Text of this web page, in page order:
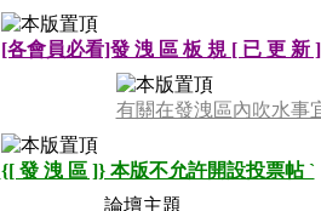
[各會員必看]發 洩 區 板 規 [ 已 更 新 ]
有關在發洩區內吹水事
{[ 發 洩 區 ]} 本版不允許開設投票帖 `
論壇主題